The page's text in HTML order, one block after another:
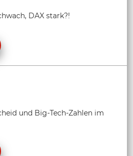
DAX stark?!
und Big-Tech-Zahlen im